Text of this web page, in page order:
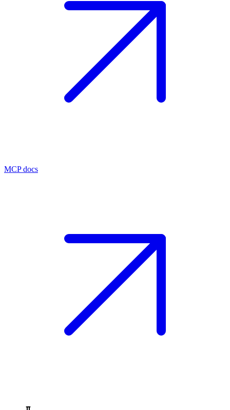
MCP docs